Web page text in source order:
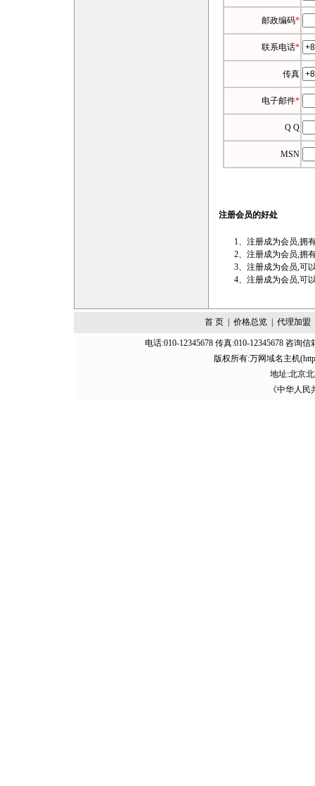
邮政编码*
联系电话*
传真
电子邮件*
Q Q
MSN
注册会员的好处
1、注册成为会员,拥
2、注册成为会员,拥
3、注册成为会员,可
4、注册成为会员,可
首 页| 价格总览| 代理加盟
电话:010-12345678 传真:010-12345678 咨询
版权所有:万网域名主机
地址:北京
《中华人